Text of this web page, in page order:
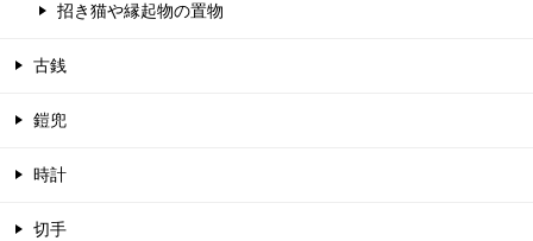
招き猫や縁起物の置物
古銭
鎧兜
時計
切手